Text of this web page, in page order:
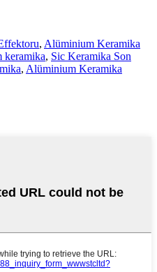
, Alüminium Keramika
keramika, Sic Keramika Son
, Alüminium Keramika